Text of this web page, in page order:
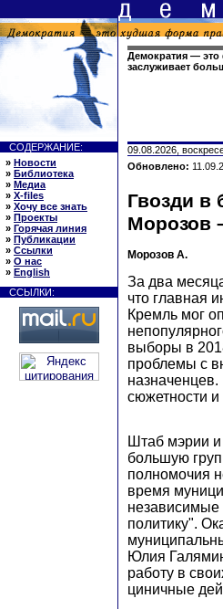
Демократия — это
заслуживает
СОДЕРЖАНИЕ:
» Новости
» Библиотека
» Медиа
» X-files
» Хочу все знать
» Проекты
» Горячая линия
» Публикации
» Ссылки
» О нас
» English
ССЫЛКИ:
09.08.2026,
Обновлено:
Гвозди в
Морозов
Морозов А.
За два
что главная
Кремль мог
выборы в
проблемы с
сюжетности и
Штаб мэрии и
большую
полномочия
время
независимые
политику".
Юлия
работу в
циничные